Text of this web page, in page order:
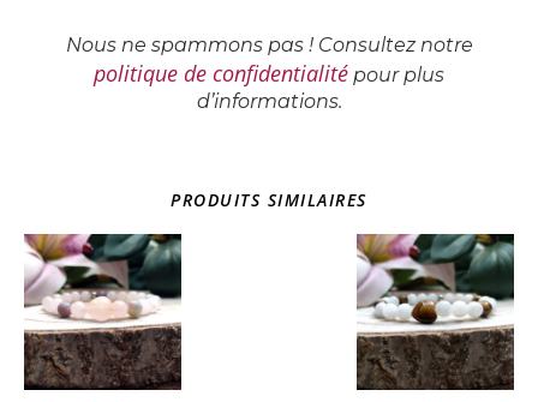
Nous ne spammons pas ! Consultez notre
politique de confidentialité pour plus
d’informations.
PRODUITS SIMILAIRES